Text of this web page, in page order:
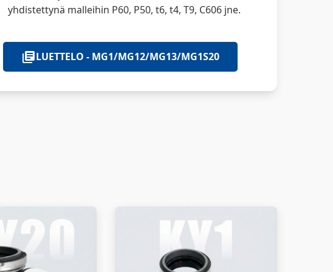
yhdistettynä malleihin P60, P50, t6, t4, T9, C606 jne.
LUETTELO - MG1/MG12/MG13/MG1S20